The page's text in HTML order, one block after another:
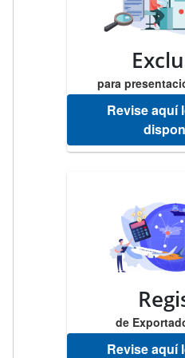
para
Revise aquí
de
Revise aquí